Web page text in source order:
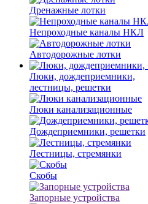
Дренажные лотки
Непроходные каналы НКЛ
Автодорожные лотки
Люки, дождеприемники,
лестницы, решетки
Люки канализационные
Дождеприемники, решетки
Лестницы, стремянки
Скобы
Запорные устройства